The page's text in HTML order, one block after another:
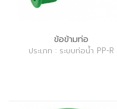
ข้อข้ามท่อ
ประเภท : ระบบท่อน้ำ PP-R